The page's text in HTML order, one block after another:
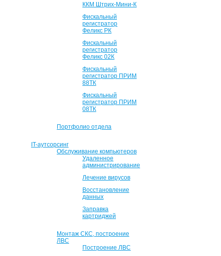
ККМ Штрих-Мини-К
Фискальный
регистратор
Феликс РК
Фискальный
регистратор
Феликс 02К
Фискальный
регистратор ПРИМ
88ТК
Фискальный
регистратор ПРИМ
08ТК
Портфолио отдела
IT-аутсорсинг
Обслуживание компьютеров
Удаленное
администрирование
Лечение вирусов
Восстановление
данных
Заправка
картриджей
Монтаж СКС, построение
ЛВС
Построение ЛВС